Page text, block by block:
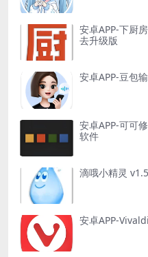
安卓APP-下厨
去升级版
安卓APP-豆包
安卓APP-可可
软件
滴哦小精灵
安卓APP-